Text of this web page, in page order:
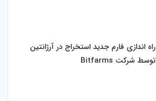
راه اندازی فارم جدید استخراج در آرژانتین
توسط شرکت Bitfarms